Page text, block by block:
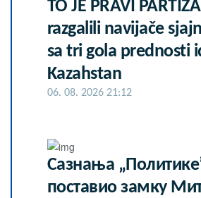
TO JE PRAVI
razgalili navijače
sa tri gola prednosti
Kazahstan
06. 08. 2026 21:12
Сазнања
поставио замку